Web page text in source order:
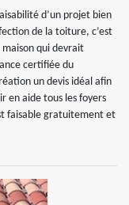
d’un projet bien
de la toiture, c’est
qui devrait
certifiée du
un devis idéal afin
en aide tous les foyers
faisable gratuitement et